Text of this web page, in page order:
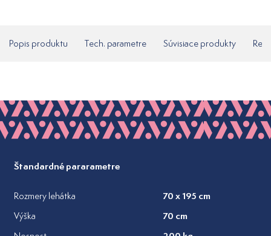
Popis produktu Tech. parametre Súvisiace produkty
Štandardné pararametre
Rozmery lehátka 70 x 195 cm
Výška 70 cm